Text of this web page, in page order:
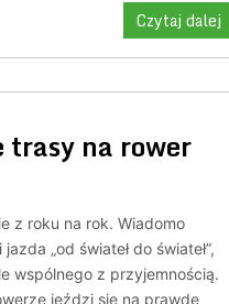
Czytaj dalej
trasy na rower
z roku na rok. Wiadomo
„od świateł do świateł”,
wspólnego z przyjemnością.
jeździ się na prawdę